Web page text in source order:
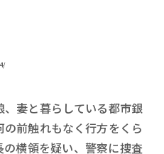
妻と暮らしている都市銀
前触れもなく行方をくら
横領を疑い、警察に捜査